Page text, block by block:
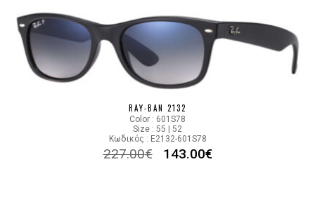
RAY-BAN 2132
Color : 601S78
Size : 55 | 52
Κωδικός : E2132-601S78
227.00€ 143.00€